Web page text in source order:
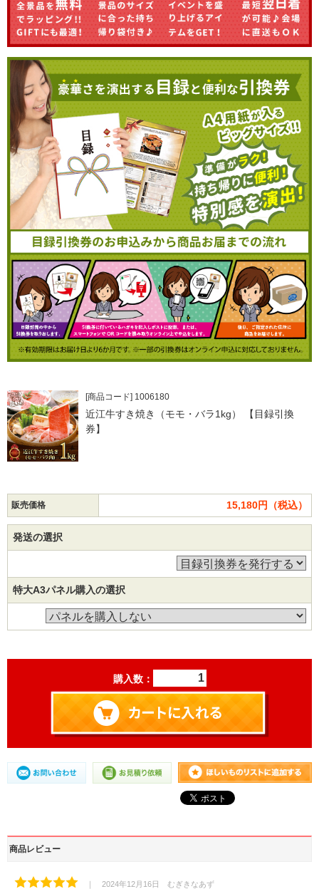
[商品コード] 1006180
近江牛すき焼き（モモ・バラ1kg） 【目録引換
券】
販売価格 15,180円（税込）
発送の選択
特大A3パネル購入の選択
購入数：
商品レビュー
｜ 2024年12月16日 むぎきなあず